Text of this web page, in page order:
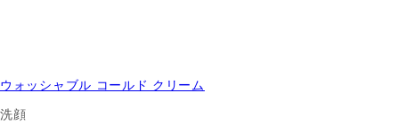
ウォッシャブル コールド クリーム
洗顔